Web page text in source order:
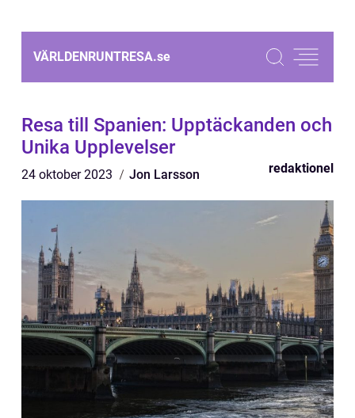
VÄRLDENRUNTRESA.se
Resa till Spanien: Upptäckanden och
Unika Upplevelser
24 oktober 2023 Jon Larsson redaktionel